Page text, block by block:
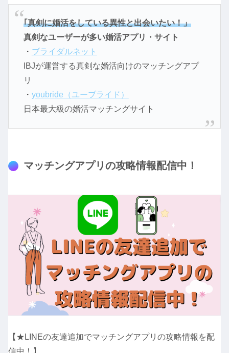
｢真剣に婚活をしている異性と出会いたい！」
真剣なユーザーが多い婚活アプリ・サイト
・ ブライダルネット
IBJが運営する真剣な婚活向けのマッチングアプ
リ
・ youbride（ユーブライド）
日本最大級の婚活マッチングサイト
マッチングアプリの攻略情報配信中！
【★LINEの友達追加でマッチングアプリの攻略情報を配